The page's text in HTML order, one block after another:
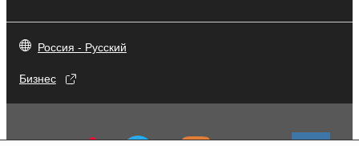
Россия - Русский
Бизнес